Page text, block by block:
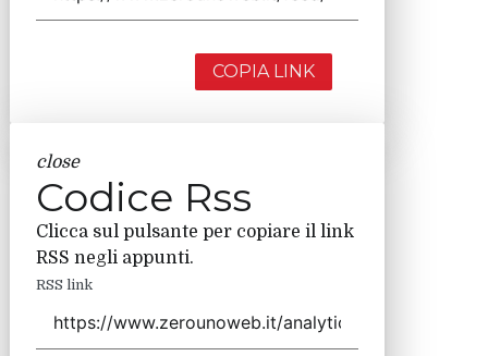
COPIA LINK
close
Codice Rss
Clicca sul pulsante per copiare il link
RSS negli appunti.
RSS link